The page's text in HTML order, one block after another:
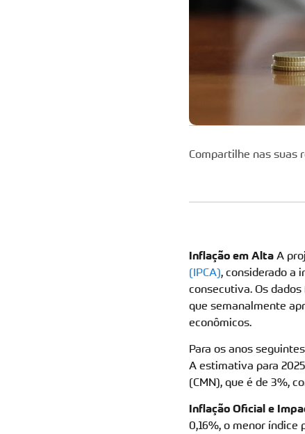
Compartilhe nas suas
Inflação em Alta A
(IPCA), considerado a
consecutiva. Os
que semanalmente
econômicos.
Para os anos
A estimativa para
(CMN), que é de 3%,
Inflação Oficial e
0,16%, o menor índice